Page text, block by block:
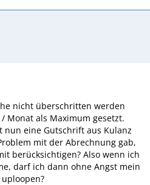
nicht überschritten werden
Monat als Maximum gesetzt.
nun eine Gutschrift aus Kulanz
mit der Abrechnung gab,
berücksichtigen? Also wenn ich
darf ich dann ohne Angst mein